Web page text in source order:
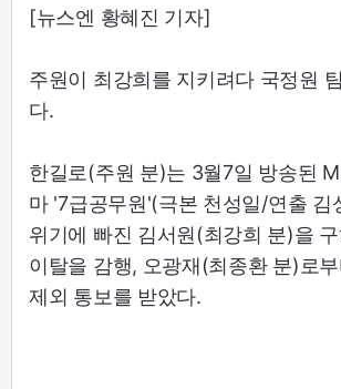
[뉴스엔 황혜진 기자]
주원이 최강희를 지키려다 국정원
다.
한길로(주원 분)는 3월7일 방송된
마 '7급공무원'(극본 천성일/연출 김
위기에 빠진 김서원(최강희 분)을
이탈을 감행, 오광재(최종환 분)로
제외 통보를 받았다.